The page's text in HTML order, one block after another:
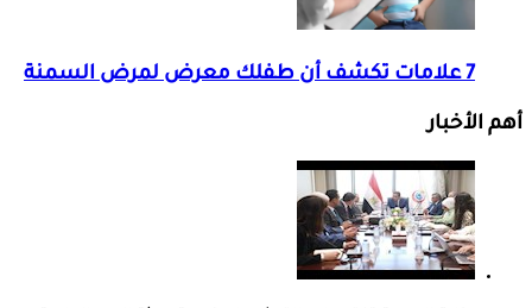
7 علامات تكشف أن طفلك معرض لمرض السمنة
أهم الأخبار